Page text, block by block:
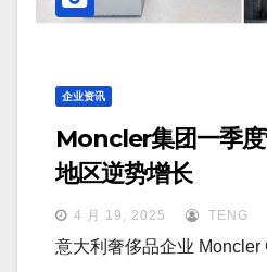
企业资讯
Moncler集团一季度
地区逆势增长
4 月 19, 2025 TENG
意大利奢侈品企业